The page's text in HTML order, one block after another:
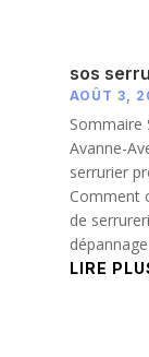
sos
AOÛT 3,
Sommaire
Avanne-
serrurier
Comment
de
LIRE